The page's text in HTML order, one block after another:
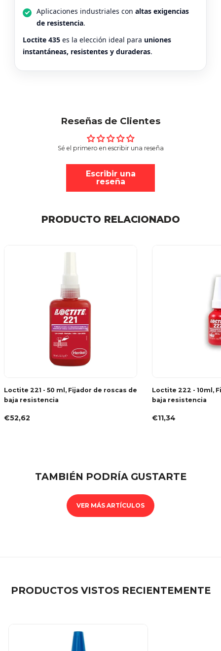
Aplicaciones industriales con altas exigencias
de resistencia.
Loctite 435 es la elección ideal para uniones
instantáneas, resistentes y duraderas.
Reseñas de Clientes
Sé el primero en escribir una reseña
Escribir una
reseña
PRODUCTO RELACIONADO
Loctite 221 - 50 ml, Fijador de roscas de
baja resistencia
€52,62
Loctite 222 - 10ml,
baja resistencia
€11,34
TAMBIÉN PODRÍA GUSTARTE
VER MÁS ARTÍCULOS
PRODUCTOS VISTOS RECIENTEMENTE